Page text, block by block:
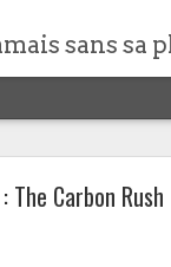
The Carbon Rush
sans sa